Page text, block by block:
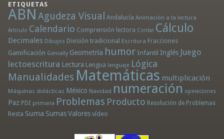
ETIQUETAS
ABN Agudeza Visual Andalucía Animación a la lectura
Artículo Calendario Comprensión lectora Contar Cálculo
Decimales Dibujos División tradicional Escritura Fracciones
Gamificación Genially Geometría humor Infantil Inglés Juego
lectoescritura Lectura Lengua lenguaje Lógica
Manualidades Matemáticas multiplicación
Máquinas didácticas México Navidad numeración operaciones
Paz PDI primaria Problemas Producto Resolución de Problemas
Resta Suma Sumas Valores vídeo